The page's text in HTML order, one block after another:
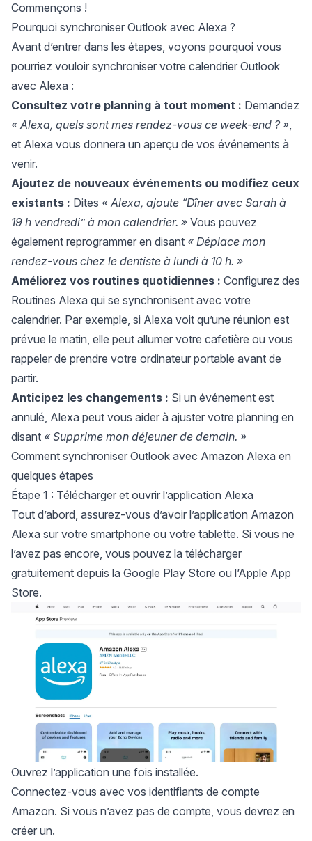
Commençons !
Pourquoi synchroniser Outlook avec Alexa ?
Avant d’entrer dans les étapes, voyons pourquoi vous
pourriez vouloir synchroniser votre calendrier Outlook
avec Alexa :
Consultez votre planning à tout moment : Demandez
« Alexa, quels sont mes rendez-vous ce week-end ? »,
et Alexa vous donnera un aperçu de vos événements à
venir.
Ajoutez de nouveaux événements ou modifiez ceux
existants : Dites « Alexa, ajoute “Dîner avec Sarah à
19 h vendredi” à mon calendrier. » Vous pouvez
également reprogrammer en disant « Déplace mon
rendez-vous chez le dentiste à lundi à 10 h. »
Améliorez vos routines quotidiennes : Configurez des
Routines Alexa qui se synchronisent avec votre
calendrier. Par exemple, si Alexa voit qu’une réunion est
prévue le matin, elle peut allumer votre cafetière ou vous
rappeler de prendre votre ordinateur portable avant de
partir.
Anticipez les changements : Si un événement est
annulé, Alexa peut vous aider à ajuster votre planning en
disant « Supprime mon déjeuner de demain. »
Comment synchroniser Outlook avec Amazon Alexa en
quelques étapes
Étape 1 : Télécharger et ouvrir l’application Alexa
Tout d’abord, assurez-vous d’avoir l’application Amazon
Alexa sur votre smartphone ou votre tablette. Si vous ne
l’avez pas encore, vous pouvez la télécharger
gratuitement depuis la Google Play Store ou l’Apple App
Store.
Ouvrez l’application une fois installée.
Connectez-vous avec vos identifiants de compte
Amazon. Si vous n’avez pas de compte, vous devrez en
créer un.